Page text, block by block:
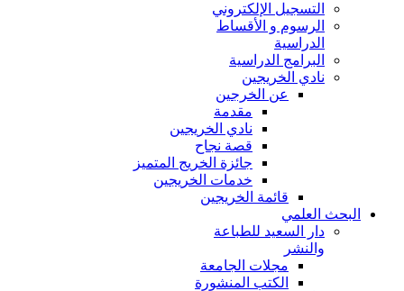
التسجيل الإلكتروني
الرسوم و الأقساط
الدراسية
البرامج الدراسية
نادي الخريجين
عن الخرجين
مقدمة
نادي الخريجين
قصة نجاح
جائزة الخريج المتميز
خدمات الخريجين
قائمة الخريجين
البحث العلمي
دار السعيد للطباعة
والنشر
مجلات الجامعة
الكتب المنشورة